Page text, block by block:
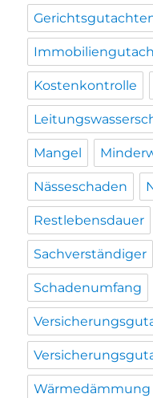
Kostenkontrolle
Mangel
Nässeschaden
Restlebensdauer
Sachverständiger
Schadenumfang
Wärmedämmung